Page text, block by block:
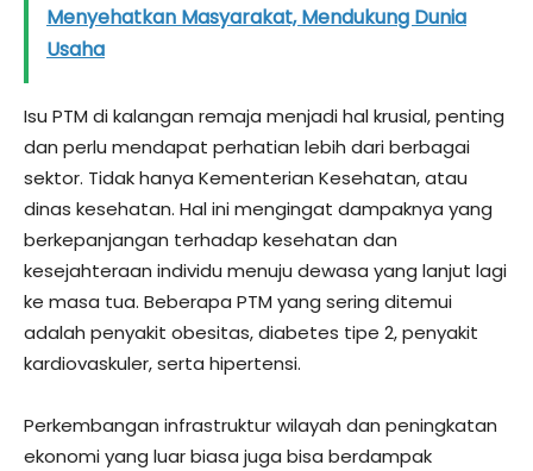
Menyehatkan Masyarakat, Mendukung Dunia
Usaha
Isu PTM di kalangan remaja menjadi hal krusial, penting
dan perlu mendapat perhatian lebih dari berbagai
sektor. Tidak hanya Kementerian Kesehatan, atau
dinas kesehatan. Hal ini mengingat dampaknya yang
berkepanjangan terhadap kesehatan dan
kesejahteraan individu menuju dewasa yang lanjut lagi
ke masa tua. Beberapa PTM yang sering ditemui
adalah penyakit obesitas, diabetes tipe 2, penyakit
kardiovaskuler, serta hipertensi.
Perkembangan infrastruktur wilayah dan peningkatan
ekonomi yang luar biasa juga bisa berdampak